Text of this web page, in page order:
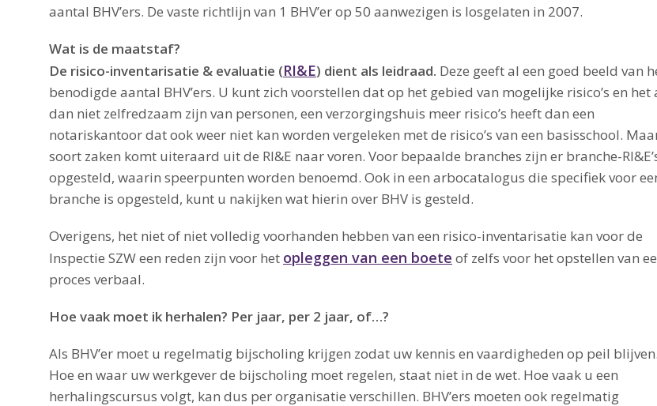
aantal BHV’ers. De vaste richtlijn van 1 BHV’er op 50 aanwezigen is losgelaten in 2007.
Wat is de maatstaf?
De risico-inventarisatie & evaluatie (RI&E) dient als leidraad. Deze geeft al een goed beeld van
benodigde aantal BHV’ers. U kunt zich voorstellen dat op het gebied van mogelijke risico’s en het
dan niet zelfredzaam zijn van personen, een verzorgingshuis meer risico’s heeft dan een
notariskantoor dat ook weer niet kan worden vergeleken met de risico’s van een basisschool.
soort zaken komt uiteraard uit de RI&E naar voren. Voor bepaalde branches zijn er branche-
opgesteld, waarin speerpunten worden benoemd. Ook in een arbocatalogus die specifiek voor
branche is opgesteld, kunt u nakijken wat hierin over BHV is gesteld.
Overigens, het niet of niet volledig voorhanden hebben van een risico-inventarisatie kan voor de
Inspectie SZW een reden zijn voor het opleggen van een boete of zelfs voor het opstellen van
proces verbaal.
Hoe vaak moet ik herhalen? Per jaar, per 2 jaar, of…?
Als BHV’er moet u regelmatig bijscholing krijgen zodat uw kennis en vaardigheden op peil blijven.
Hoe en waar uw werkgever de bijscholing moet regelen, staat niet in de wet. Hoe vaak u een
herhalingscursus volgt, kan dus per organisatie verschillen. BHV’ers moeten ook regelmatig